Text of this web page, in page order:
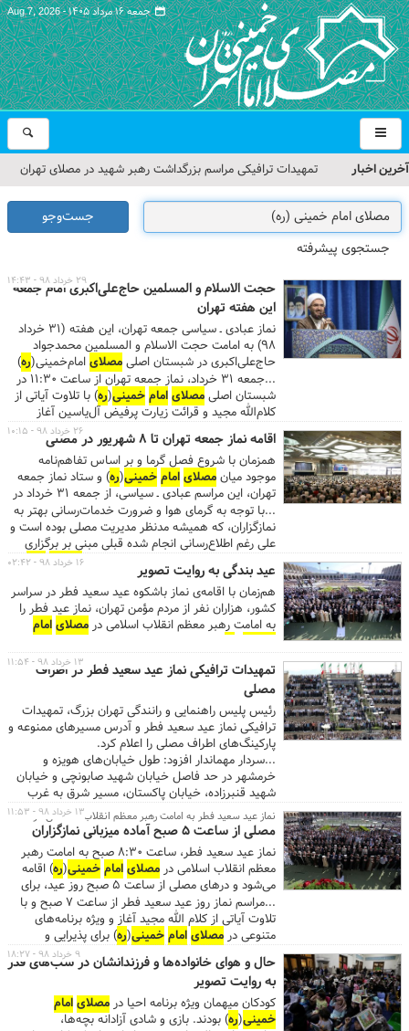
جمعه ۱۶ مرداد ۱۴۰۵ - Aug 7, 2026
آخرین اخبار
تمهیدات ترافیکی مراسم بزرگداشت رهبر شهید در مصلای تهران
اعلام شد
حجت‌الاسلام حاج علی‌اکبری؛ خطیب این هفته نماز جمعه تهران
معظم انقلاب
گزارش تصویری| مراسم نماز بر پیکر امام شهید انقلاب اسلامی ایران
گزارش تصویری| مراسم بزرگداشت آقای شهید ایران
جست‌وجو
جستجوی پیشرفته
حجت الاسلام و المسلمین حاج‌علی‌اکبری امام جمعه
این هفته تهران
نماز عبادی ـ سیاسی جمعه تهران، این هفته (۳۱ خرداد
۹۸) به امامت حجت الاسلام و المسلمین محمدجواد
حاج‌علی‌اکبری در شبستان اصلیمصلایامام‌خمینی(ره)
اقامه می‌شود.
...جمعه ۳۱ خرداد، نماز جمعه تهران از ساعت ۱۱:۳۰ در
شبستان اصلیمصلایامامخمینی(ره) با تلاوت آیاتی از
کلام‌الله مجید و قرائت زیارت پرفیض آل‌یاسین آغاز
می‌شود. ...بر اساس تفاهم ستاد نماز جمعه تهران و
مصلایامامخمینی(ره) ، شبستان اصلی مصلی، در
فصل‌های گرم و سرد سال (بیش از ۶ ماه از سال) میزبان
نمازگزاران نماز جمعه تهران است. ...
۲۹ خرداد ۹۸ - ۱۴:۴۳
اقامه نماز جمعه تهران تا ۸ شهریور در مصلی
همزمان با شروع فصل گرما و بر اساس تفاهم‌نامه
موجود میانمصلایامامخمینی(ره) و ستاد نماز جمعه
تهران، این مراسم عبادی ـ سیاسی، از جمعه ۳۱ خرداد در
محل شبستان اصلی مصلی برگزار می‌شود.
...با توجه به گرمای هوا و ضرورت خدمات‌رسانی بهتر به
نمازگزاران، که همیشه مدنظر مدیریت مصلی بوده است و
علی رغم اطلاع‌رسانی انجام شده قبلی مبنی بر برگزاری
نماز از اولین جمعه تابستان (هفتم تیر)،مصلایامام
خمینی(ره) یک هفته زودتر، یعنی از آخرین جمعه
خردادماه میزبان نمازگزاران نماز عبادی ـ سیاسی جمعه
خواهد بود. به گزارش روابط عمومیمصلایامام
خمینی(ره) ، بر اساس تفاهم ستاد نماز جمعه تهران و
فصل‌های گرم و سرد سال (بیش از ۶ ماه از سال) میزبان
نمازگزاران نماز جمعه تهران است. ...
۲۶ خرداد ۹۸ - ۱۰:۱۵
عید بندگی به روایت تصویر
هم‌زمان با اقامه‌ی نماز باشکوه عید سعید فطر در سراسر
کشور، هزاران نفر از مردم مؤمن تهران، نماز عید فطر را
به امامت رهبر معظم انقلاب اسلامی درمصلایامام
۱۶ خرداد ۹۸ - ۰۲:۴۲
تمهیدات ترافیکی نماز عید سعید فطر در اطراف
مصلی
رئیس پلیس راهنمایی و رانندگی تهران بزرگ، تمهیدات
ترافیکی نماز عید سعید فطر و آدرس مسیرهای ممنوعه و
پارکینگ‌های اطراف مصلی را اعلام کرد.
...سردار مهماندار افزود: طول خیابان‌های هویزه و
خرمشهر در حد فاصل خیابان شهید صابونچی و خیابان
شهید قنبرزاده، خیابان پاکستان، مسیر شرق به غرب
بزرگراه رسالت از پل سید خندان و مسیر غرب به شرق
بزرگراه رسالت از تقاطع کردستان در محدودهمصلای
خمینی (ره
) و نیز خط ویژه اتوبوسرانی در خیابان‌های
شهید بهشتی و شهید مطهری، تردد ممنوع خواهد بود.
...
۱۳ خرداد ۹۸ - ۱۱:۵۴
نماز عید سعید فطر به امامت رهبر معظم انقلاب اقامه می‌شود
مصلی از ساعت ۵ صبح آماده میزبانی نمازگزاران
نماز عید سعید فطر، ساعت ۸:۳۰ صبح به امامت رهبر
معظم انقلاب اسلامی درمصلایامامخمینی(ره) اقامه
می‌شود و درهای مصلی از ساعت ۵ صبح روز عید، برای
ورود نمازگزاران باز است.
...مراسم نماز روز عید سعید فطر از ساعت ۷ صبح و با
تلاوت آیاتی از کلام الله مجید آغاز و ویژه برنامه‌های
متنوعی درمصلایامامخمینی(ره) برای پذیرایی و
استقبال از نمازگزاران تدارک دیده شده است. نماز عید در
صحن مرکزی و بام شبستان برگزار شده و به سمت شمال
مصلی و خیابان‌های شمالی امتداد پیدا خواهد کرد. به
گزارش روابط عمومیمصلای امامخمینی(ره)، با توجه به
قسمت‌های مشخص شده برای اقامه نماز، ورودی شماره
۱۳ خرداد ۹۸ - ۱۱:۵۳
حال و هوای خانواده‌ها و فرزندانشان در شب‌های قدر
به روایت تصویر
کودکان میهمان ویژه برنامه احیا درمصلایامام
خمینی(ره) بودند. بازی و شادی آزادانه بچه‌ها،
۹ خرداد ۹۸ - ۱۸:۲۷